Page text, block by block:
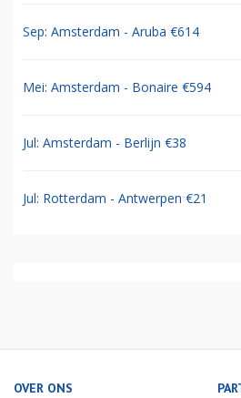
Sep: Amsterdam - Aruba €614
Mei: Amsterdam - Bonaire €594
Jul: Amsterdam - Berlijn €38
Jul: Rotterdam - Antwerpen €21
OVER ONS